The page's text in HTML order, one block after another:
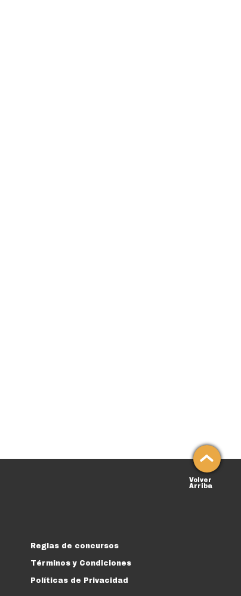
Volver
Arriba
Reglas de concursos
Términos y Condiciones
Políticas de Privacidad